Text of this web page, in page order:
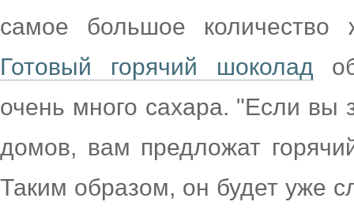
самое большое количество
Готовый горячий шоколад
очень много сахара. "Если вы
домов, вам предложат
Таким образом, он будет уже